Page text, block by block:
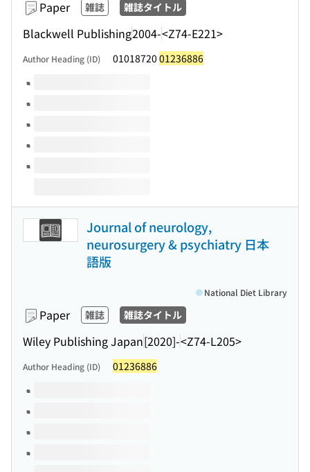
Paper 雑誌 雑誌タイトル
Blackwell Publishing2004-<Z74-E221>
Author Heading (ID) 01018720 01236886
Volumes of this title
Journal of neurology,
neurosurgery & psychiatry 日本
語版
Paper 雑誌 雑誌タイトル
Wiley Publishing Japan[2020]-<Z74-L205>
National Diet Library
Author Heading (ID) 01236886
Volumes of this title